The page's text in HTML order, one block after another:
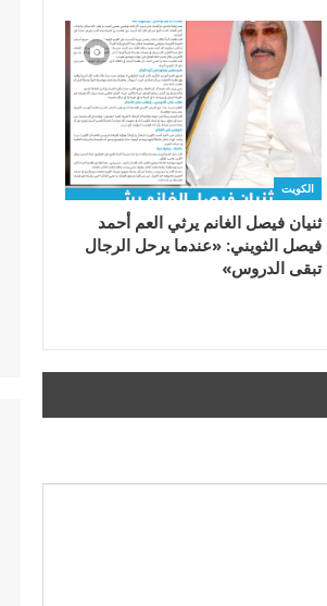
الكويت
ثنيان فيصل الغانم يرثي العم أحمد
فيصل الثويني: «عندما يرحل الرجال
تبقى الدروس»